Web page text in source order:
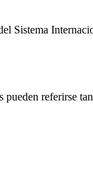
Sistema
referirse